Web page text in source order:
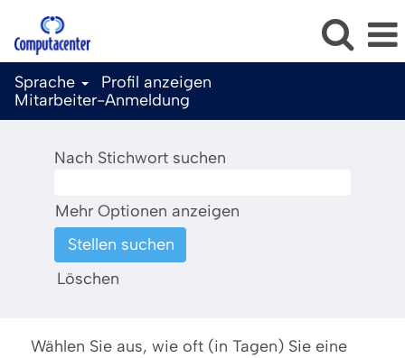
Sprache
Profil anzeigen
Mitarbeiter-Anmeldung
Nach Stichwort suchen
Mehr Optionen anzeigen
Löschen
Wählen Sie aus, wie oft (in Tagen) Sie eine